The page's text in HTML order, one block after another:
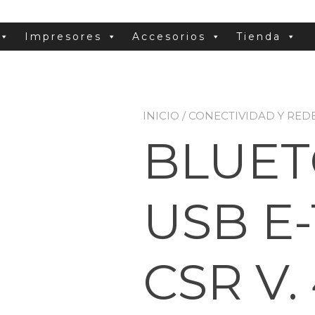
Impresores Accesorios Tienda
INICIO / CONECTIVIDAD Y
USB
CSR